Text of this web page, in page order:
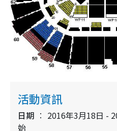
活動資訊
日期
2016年3月18日 -
始